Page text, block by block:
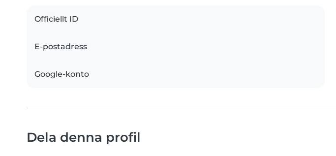
Officiellt ID
E-postadress
Google-konto
Dela denna profil